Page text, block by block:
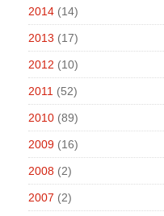
2014 (14)
2013 (17)
2012 (10)
2011 (52)
2010 (89)
2009 (16)
2008 (2)
2007 (2)